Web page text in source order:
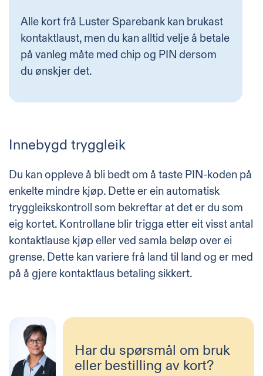
Alle kort frå Luster Sparebank kan brukast
kontaktlaust, men du kan alltid velje å betale
på vanleg måte med chip og PIN dersom
du ønskjer det.
Innebygd tryggleik
Du kan oppleve å bli bedt om å taste PIN-koden på
enkelte mindre kjøp. Dette er ein automatisk
tryggleikskontroll som bekreftar at det er du som
eig kortet. Kontrollane blir trigga etter eit visst antal
kontaktlause kjøp eller ved samla beløp over ei
grense. Dette kan variere frå land til land og er med
på å gjere kontaktlaus betaling sikkert.
Har du spørsmål om bruk
eller bestilling av kort?